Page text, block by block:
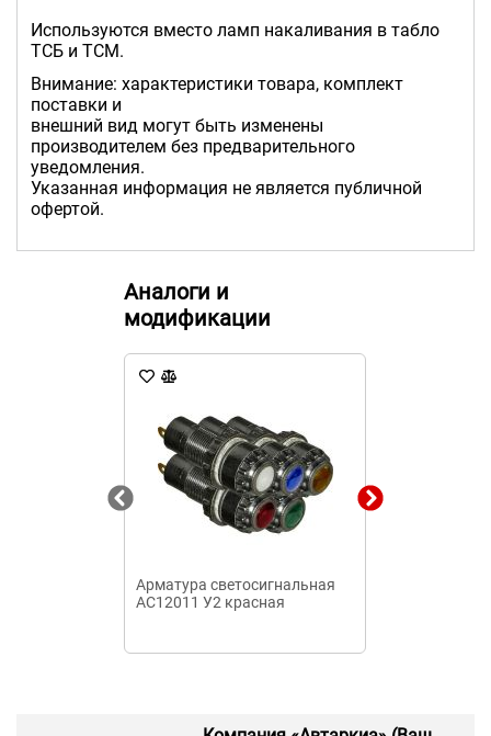
Используются вместо ламп накаливания в табло
ТСБ и ТСМ.
Внимание: характеристики товара, комплект
поставки и
внешний вид могут быть изменены
производителем без предварительного
уведомления.
Указанная информация не является публичной
офертой.
Аналоги и
модификации
Арматура светосигнальная
АС12011 У2 красная